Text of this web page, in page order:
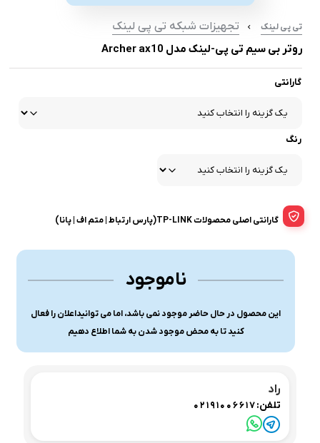
تی پی لینک
تجهیزات شبکه تی پی لینک
روتر بی سیم تی پی-لینک مدل Archer ax10
گارانتی
رنگ
گارانتی اصلی محصولات TP-LINK(پارس ارتباط | متم اف | پانا)
ناموجود
این محصول در حال حاضر موجود نمی باشد، اما می توانیداعلان را فعال
کنید تا به محض موجود شدن به شما اطلاع دهیم
راد
تلفن:02191006617